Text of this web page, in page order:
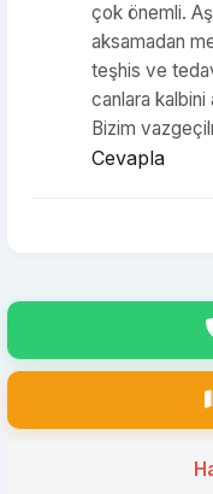
çok önemli.
aksamadan
teşhis ve
canlara
Bizim
Cevapla